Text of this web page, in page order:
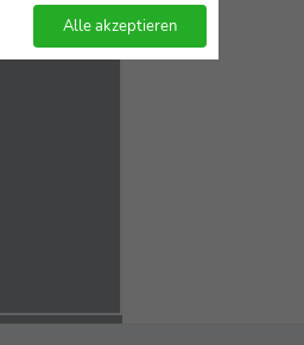
Alle akzeptieren